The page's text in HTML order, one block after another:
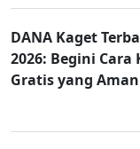
DANA Kaget
2026: Begini Cara
Gratis yang Aman